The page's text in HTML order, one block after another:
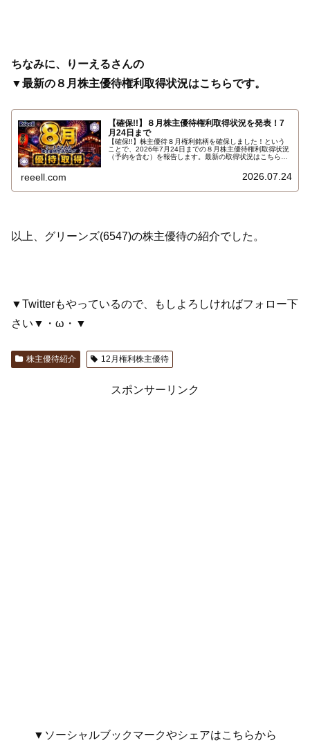
ちなみに、りーえるさんの
▼最新の８月株主優待権利取得状況はこちらです。
【確保!!】８月株主優待権利取得状況を発表！7
月24日まで
【確保!!】株主優待８月権利銘柄を確保しました！という
ことで、2026年7月24日までの８月株主優待権利取得状況
（予約を含む）を報告します。最新の取得状況はこちらで
reeell.com 2026.07.24
以上、グリーンズ(6547)の株主優待の紹介でした。
▼Twitterもやっているので、もしよろしければフォロー下
さい▼・ω・▼
株主優待紹介 12月権利株主優待
スポンサーリンク
▼ソーシャルブックマークやシェアはこちらから